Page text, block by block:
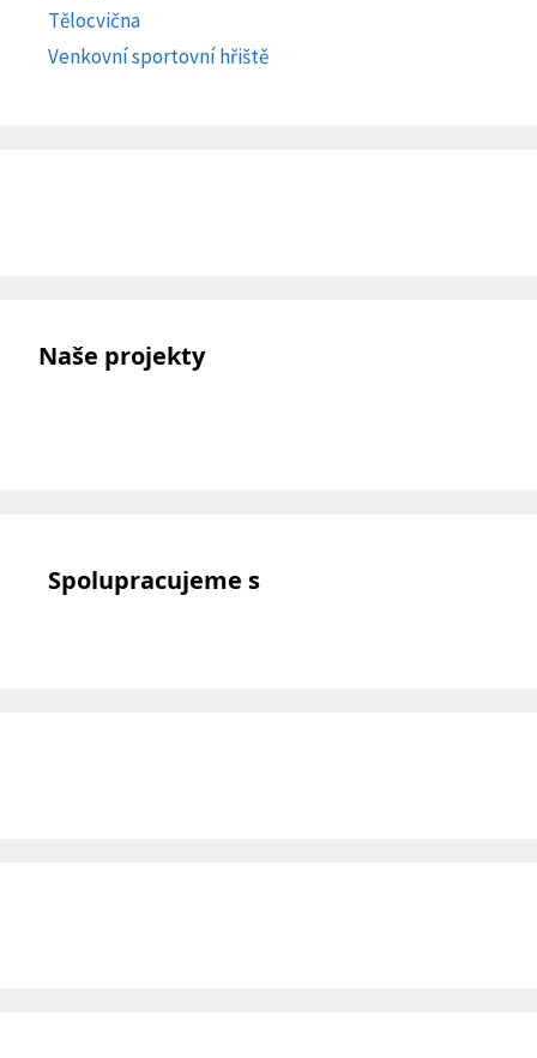
Tělocvična
Venkovní sportovní hřiště
Naše projekty
Spolupracujeme s